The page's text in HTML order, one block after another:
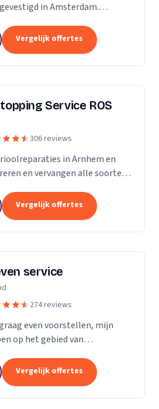
in Amsterdam.
in alle facetten binnen de
Vergelijk offertes
Service ROS
306 reviews
in Arnhem en
en vervangen alle soorten
gebruik van hoogwaardige...
Vergelijk offertes
service
274 reviews
even voorstellen, mijn
op het gebied van
en geen probleem is voor
Vergelijk offertes